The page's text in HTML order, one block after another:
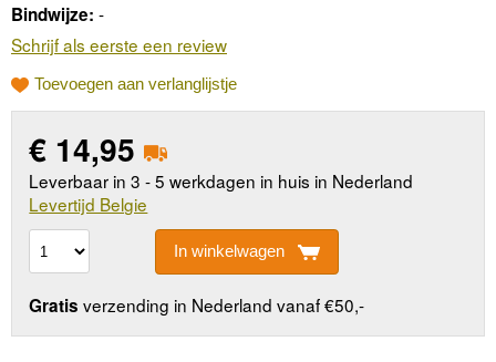
Bindwijze: -
Schrijf als eerste een review
Toevoegen aan verlanglijstje
€ 14,95
Leverbaar in 3 - 5 werkdagen in huis in Nederland
Levertijd Belgie
In winkelwagen
Gratis verzending in Nederland vanaf €50,-